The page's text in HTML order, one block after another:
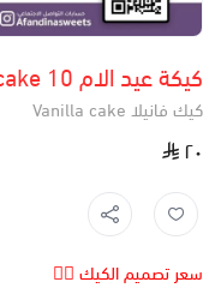
كيكة عيد الام 10 Mothersday cake
كيك فانيلا Vanilla cake
٢٠
سعر تصميم الكيك 👆🏻